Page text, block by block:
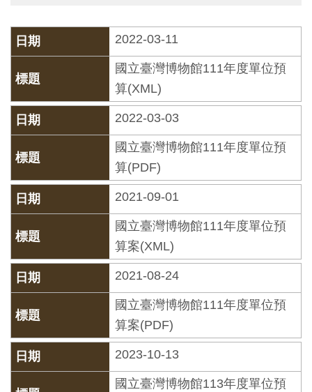
展
覽
資
教
育
活
動
出
版
文
典
藏
2022-03-11
國立臺灣博物館111年度單位預
算(XML)
2022-03-03
國立臺灣博物館111年度單位預
算(PDF)
2021-09-01
國立臺灣博物館111年度單位預
算案(XML)
2021-08-24
國立臺灣博物館111年度單位預
算案(PDF)
2023-10-13
國立臺灣博物館113年度單位預